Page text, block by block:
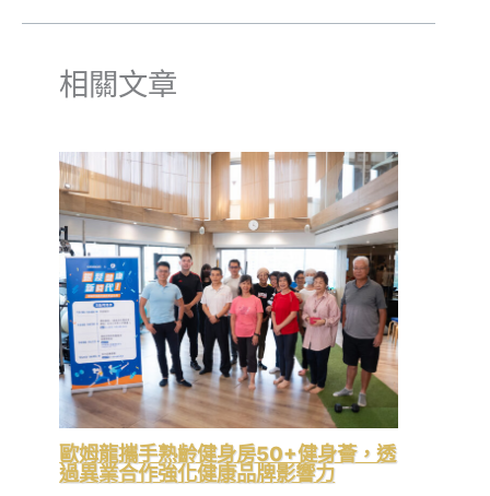
相關文章
歐姆龍攜手熟齡健身房50+健身薈，透
過異業合作強化健康品牌影響力